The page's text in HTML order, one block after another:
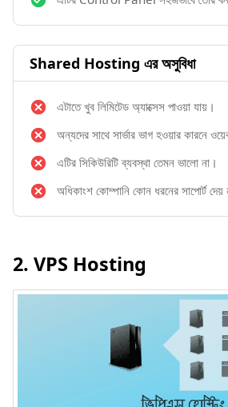
Shared Hosting এর অসুবিধা
এটাতে খুব লিমিটেড অ্যাক্সেস পাওয়া যায়।
অন্যদের সাথে সার্ভার ভাগ হওয়ার কারনে
এটির সিকিউরিটি ব্যবস্থা তেমন ভালো না।
অধিকাংশ কোম্পানি কোন ধরনের সাপোর্ট দেয়
2. VPS Hosting